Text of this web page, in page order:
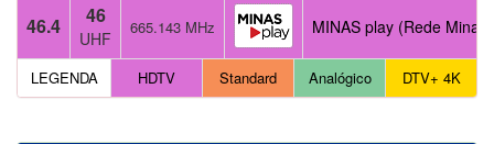
46.4 46
UHF
665.143 MHz MINAS play (Rede Minas)
LEGENDA HDTV Standard Analógico DTV+ 4K